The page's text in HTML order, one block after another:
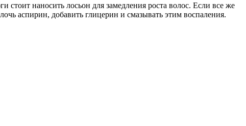
стоит наносить лосьон для замедления роста волос. Если все же
аспирин, добавить глицерин и смазывать этим воспаления.